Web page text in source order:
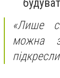
«Лише
можна